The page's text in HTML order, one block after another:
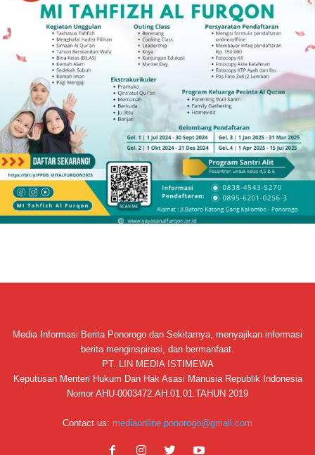
Media Informasi Berita Ponorogo dan Sekitarnya, menyajikan informasi
berita menginspirasi, dan bermanfaat.
PT. LIN MEDIA ISTIMEWA
Keputusan Menteri Hukum Dan Hak Asasi Manusia Republik Indonesia
Nomor AHU-0003472.AH.01.01.TAHUN 2019
Contact us: mediaonline.ponorogo@gmail.com